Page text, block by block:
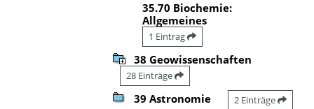
35.70 Biochemie:
Allgemeines
1 Eintrag
38 Geowissenschaften
28 Einträge
39 Astronomie 2 Einträge